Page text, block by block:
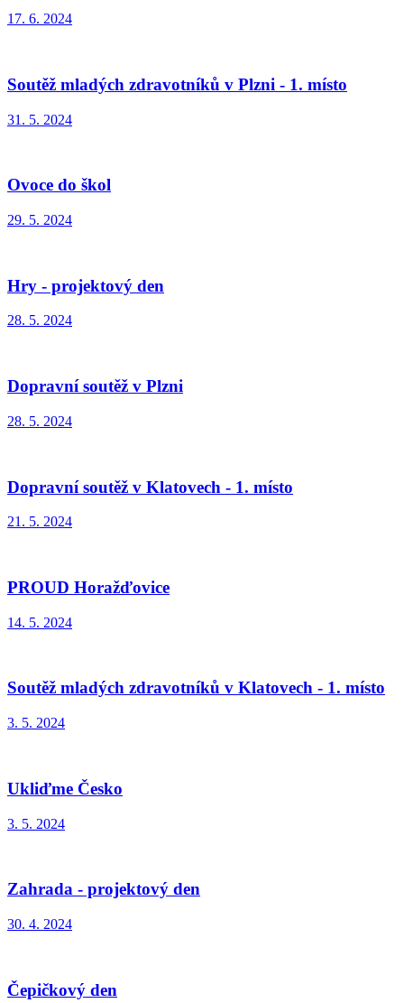
17. 6. 2024
Soutěž mladých zdravotníků v Plzni - 1. místo
31. 5. 2024
Ovoce do škol
29. 5. 2024
Hry - projektový den
28. 5. 2024
Dopravní soutěž v Plzni
28. 5. 2024
Dopravní soutěž v Klatovech - 1. místo
21. 5. 2024
PROUD Horažďovice
14. 5. 2024
Soutěž mladých zdravotníků v Klatovech - 1. místo
3. 5. 2024
Ukliďme Česko
3. 5. 2024
Zahrada - projektový den
30. 4. 2024
Čepičkový den